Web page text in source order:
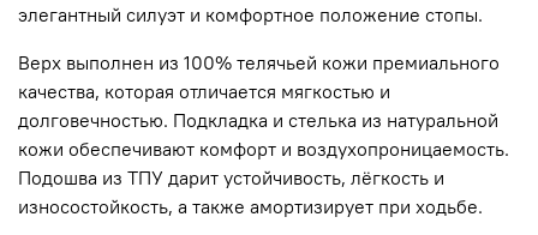
элегантный силуэт и комфортное положение стопы.
Верх выполнен из 100% телячьей кожи премиального
качества, которая отличается мягкостью и
долговечностью. Подкладка и стелька из натуральной
кожи обеспечивают комфорт и воздухопроницаемость.
Подошва из ТПУ дарит устойчивость, лёгкость и
износостойкость, а также амортизирует при ходьбе.